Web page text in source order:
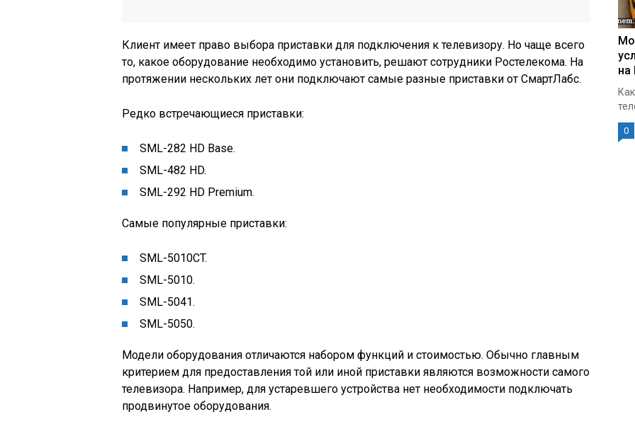
Клиент имеет право выбора приставки для подключения к телевизору. Но чаще всего
то, какое оборудование необходимо установить, решают сотрудники Ростелекома. На
протяжении нескольких лет они подключают самые разные приставки от СмартЛабс.
Редко встречающиеся приставки:
SML-282 HD Base.
SML-482 HD.
SML-292 HD Premium.
Самые популярные приставки:
SML-5010CT.
SML-5010.
SML-5041.
SML-5050.
Модели оборудования отличаются набором функций и стоимостью. Обычно главным
критерием для предоставления той или иной приставки являются возможности самого
телевизора. Например, для устаревшего устройства нет необходимости подключать
продвинутое оборудования.
на
0